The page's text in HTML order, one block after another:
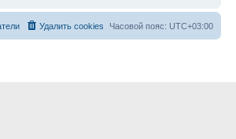
Часовой пояс: UTC+03:00
Удалить cookies